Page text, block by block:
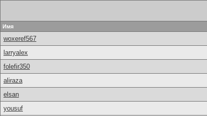
Имя
woxeref567
larryalex
folefir350
aliraza
elsan
yousuf